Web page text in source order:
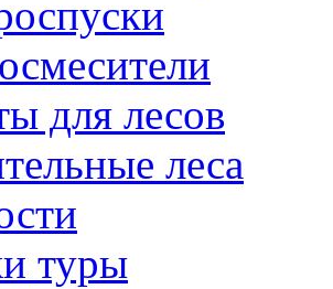
для лесов
леса
туры